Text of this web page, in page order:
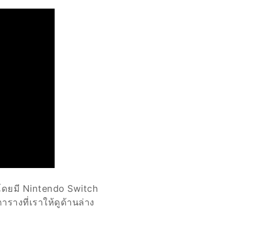
ยมี Nintendo Switch
รางที่เราให้ดูด้านล่าง